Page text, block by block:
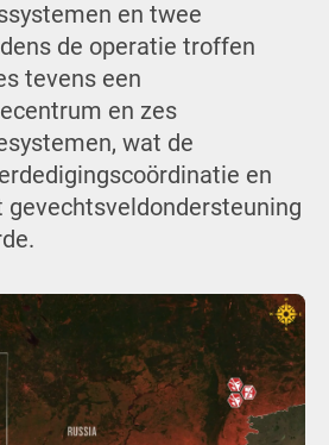
en twee
de operatie troffen
tevens een
en zes
wat de
en
gevechtsveldondersteuning